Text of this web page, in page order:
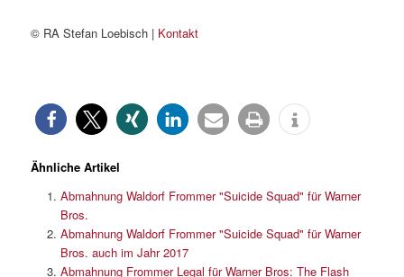
© RA Stefan Loebisch | Kontakt
Ähnliche Artikel
Abmahnung Waldorf Frommer "Suicide Squad" für Warner
Bros.
Abmahnung Waldorf Frommer "Suicide Squad" für Warner
Bros. auch im Jahr 2017
Abmahnung Frommer Legal für Warner Bros: The Flash